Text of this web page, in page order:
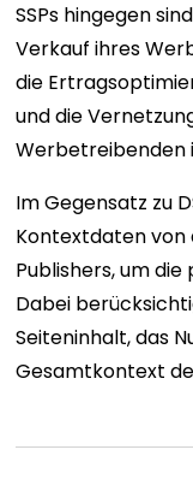
SSPs hingegen
Verkauf ihres
die
und die
Werbetreibenden
Im Gegensatz zu
Kontextdaten von
Publishers, um die
Dabei
Seiteninhalt, das
Gesamtkontext